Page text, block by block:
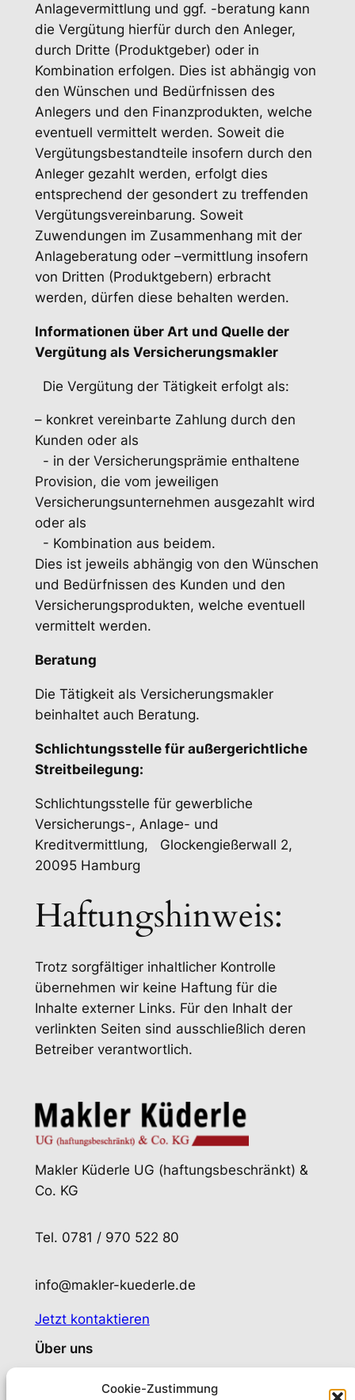
Cookie-Zustimmung
Anlagevermittlung und ggf. -beratung kann
die Vergütung hierfür durch den Anleger,
durch Dritte (Produktgeber) oder in
Kombination erfolgen. Dies ist abhängig von
den Wünschen und Bedürfnissen des
Anlegers und den Finanzprodukten, welche
eventuell vermittelt werden. Soweit die
Vergütungsbestandteile insofern durch den
Anleger gezahlt werden, erfolgt dies
entsprechend der gesondert zu treffenden
Vergütungsvereinbarung. Soweit
Zuwendungen im Zusammenhang mit der
Anlageberatung oder –vermittlung insofern
von Dritten (Produktgebern) erbracht
werden, dürfen diese behalten werden.
Informationen über Art und Quelle der
Vergütung als Versicherungsmakler
Die Vergütung der Tätigkeit erfolgt als:
– konkret vereinbarte Zahlung durch den
Kunden oder als
- in der Versicherungsprämie enthaltene
Provision, die vom jeweiligen
Versicherungsunternehmen ausgezahlt wird
oder als
- Kombination aus beidem.
Dies ist jeweils abhängig von den Wünschen
und Bedürfnissen des Kunden und den
Versicherungsprodukten, welche eventuell
vermittelt werden.
Beratung
Die Tätigkeit als Versicherungsmakler
beinhaltet auch Beratung.
Schlichtungsstelle für außergerichtliche
Streitbeilegung:
Schlichtungsstelle für gewerbliche
Versicherungs-, Anlage- und
Kreditvermittlung, Glockengießerwall 2,
20095 Hamburg
Haftungshinweis:
Trotz sorgfältiger inhaltlicher Kontrolle
übernehmen wir keine Haftung für die
Inhalte externer Links. Für den Inhalt der
verlinkten Seiten sind ausschließlich deren
Betreiber verantwortlich.
Makler Küderle UG (haftungsbeschränkt) &
Co. KG
Tel. 0781 / 970 522 80
info@makler-kuederle.de
Jetzt kontaktieren
Über uns
Privathaftpflichtversicherung